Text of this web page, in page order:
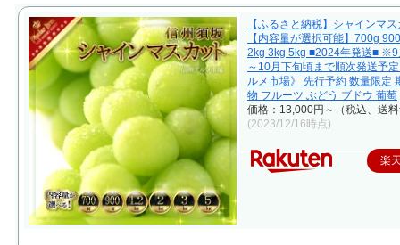
【ふるさと納税】シャインマ
【内容量が選択可能】700g
2kg 3kg 5kg ■2024年発送■ ※9
～10月下旬頃まで順次発送予
ルメ市場》 先行予約 数量限定
物 フルーツ ぶどう ブドウ 葡萄
価格：13,000円～（税込、送
(2023/12/16時点)
楽